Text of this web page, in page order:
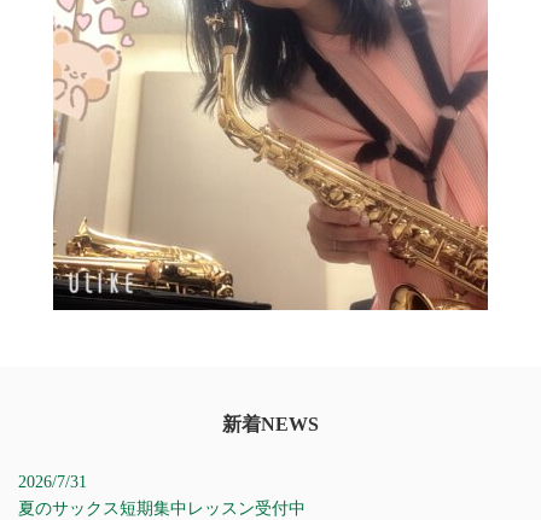
新着NEWS
2026/7/31
夏のサックス短期集中レッスン受付中